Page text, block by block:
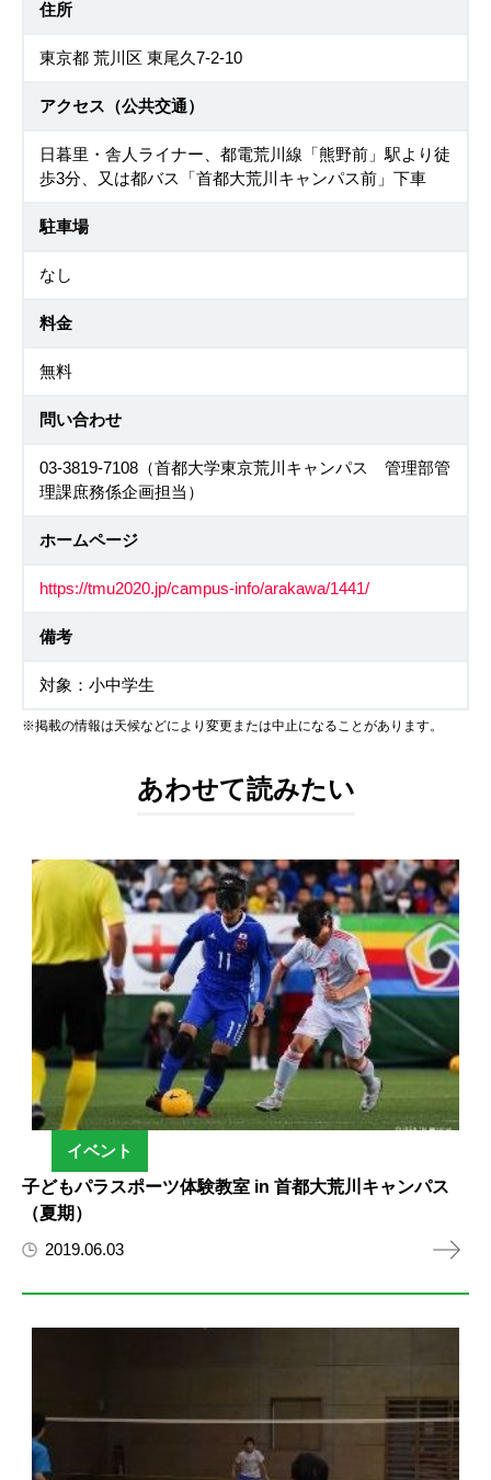
住所
東京都 荒川区 東尾久7-2-10
アクセス（公共交通）
日暮里・舎人ライナー、都電荒川線「熊野前」駅より徒
歩3分、又は都バス「首都大荒川キャンパス前」下車
駐車場
なし
料金
無料
問い合わせ
03-3819-7108（首都大学東京荒川キャンパス 管理部管
理課庶務係企画担当）
ホームページ
https://tmu2020.jp/campus-info/arakawa/1441/
備考
対象：小中学生
※掲載の情報は天候などにより変更または中止になることがあります。
あわせて読みたい
イベント
子どもパラスポーツ体験教室 in 首都大荒川キャンパス
（夏期）
2019.06.03